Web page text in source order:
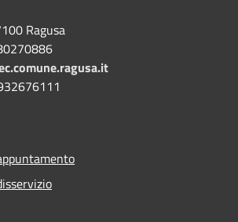
Ragusa